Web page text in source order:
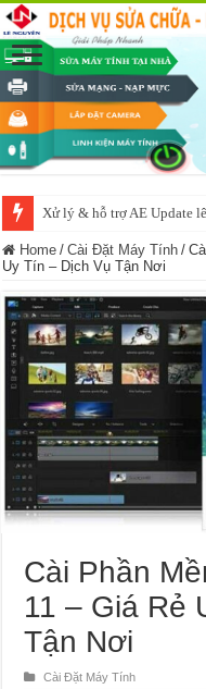
NAS IO DATA N3160
Home / Cài Đặt Máy Tính /
Uy Tín – Dịch Vụ Tận Nơi
Cài Phần
11 – Giá Rẻ
Tận Nơi
Cài Đặt Máy Tính